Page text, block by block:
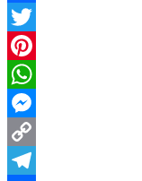
Facebook
Twitter
Pinterest
WhatsApp
Messenger
Copy